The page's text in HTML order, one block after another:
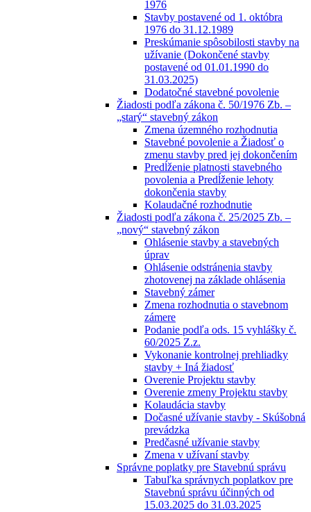
1976
Stavby postavené od 1. októbra
1976 do 31.12.1989
Preskúmanie spôsobilosti stavby na
užívanie (Dokončené stavby
postavené od 01.01.1990 do
31.03.2025)
Dodatočné stavebné povolenie
Žiadosti podľa zákona č. 50/1976 Zb. –
„starý“ stavebný zákon
Zmena územného rozhodnutia
Stavebné povolenie a Žiadosť o
zmenu stavby pred jej dokončením
Predĺženie platnosti stavebného
povolenia a Predĺženie lehoty
dokončenia stavby
Kolaudačné rozhodnutie
Žiadosti podľa zákona č. 25/2025 Zb. –
„nový“ stavebný zákon
Ohlásenie stavby a stavebných
úprav
Ohlásenie odstránenia stavby
zhotovenej na základe ohlásenia
Stavebný zámer
Zmena rozhodnutia o stavebnom
zámere
Podanie podľa ods. 15 vyhlášky č.
60/2025 Z.z.
Vykonanie kontrolnej prehliadky
stavby + Iná žiadosť
Overenie Projektu stavby
Overenie zmeny Projektu stavby
Kolaudácia stavby
Dočasné užívanie stavby - Skúšobná
prevádzka
Predčasné užívanie stavby
Zmena v užívaní stavby
Správne poplatky pre Stavebnú správu
Tabuľka správnych poplatkov pre
Stavebnú správu účinných od
15.03.2025 do 31.03.2025